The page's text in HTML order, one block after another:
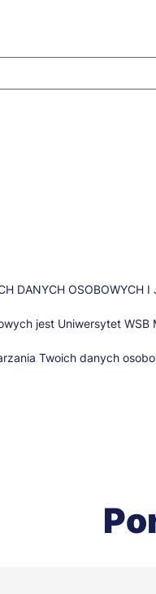
DANYCH OSOBOWYCH I
jest Uniwersytet WSB
Twoich danych
z naszym Inspektorem
mogli przesyłać Ci
i promocji,